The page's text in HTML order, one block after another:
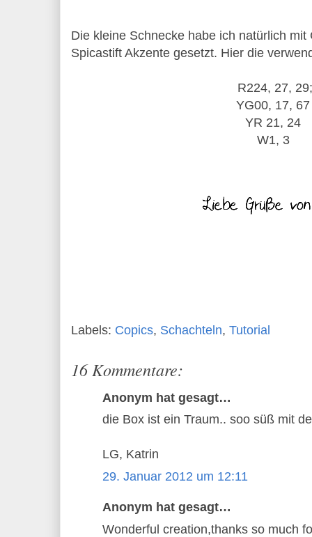
Die kleine Schnecke habe ich natürlich
Spicastift Akzente gesetzt. Hier die
R224, 27, 29;
YG00, 17,
YR 21, 24
W1, 3
Labels: Copics, Schachteln, Tutorial
16 Kommentare:
Anonym hat gesagt…
die Box ist ein Traum.. soo süß mit
LG, Katrin
29. Januar 2012 um 12:11
Anonym hat gesagt…
Wonderful creation,thanks so much